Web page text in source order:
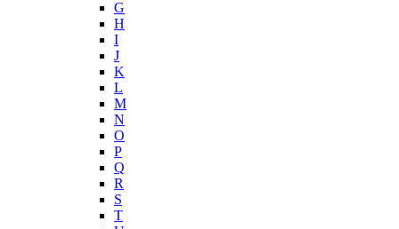
G
H
I
J
K
L
M
N
O
P
Q
R
S
T